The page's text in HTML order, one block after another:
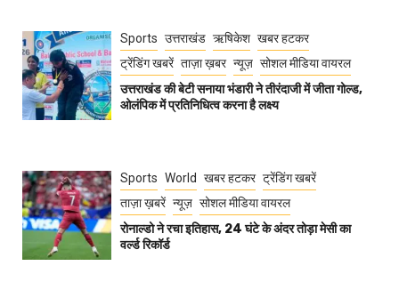
Sports उत्तराखंड ऋषिकेश खबर हटकर
ट्रेंडिंग खबरें ताज़ा ख़बर न्यूज़ सोशल मीडिया वायरल
उत्तराखंड की बेटी सनाया भंडारी ने तीरंदाजी में जीता गोल्ड,
ओलंपिक में प्रतिनिधित्व करना है लक्ष्य
Sports World खबर हटकर ट्रेंडिंग खबरें
ताज़ा ख़बरें न्यूज़ सोशल मीडिया वायरल
रोनाल्डो ने रचा इतिहास, 24 घंटे के अंदर तोड़ा मेसी का
वर्ल्ड रिकॉर्ड